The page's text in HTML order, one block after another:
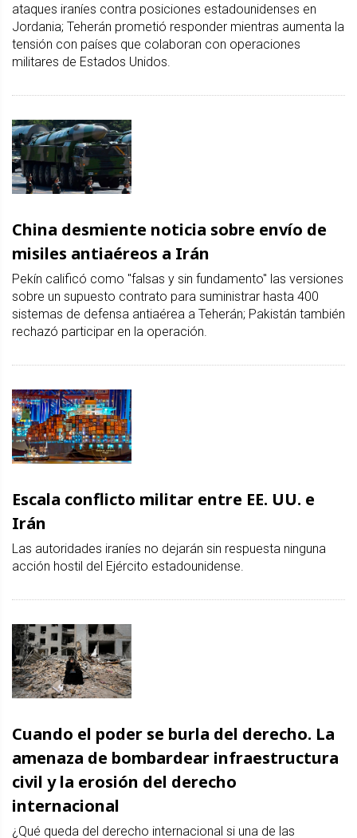
ataques iraníes contra posiciones estadounidenses en
Jordania; Teherán prometió responder mientras aumenta la
tensión con países que colaboran con operaciones
militares de Estados Unidos.
China desmiente noticia sobre envío de
misiles antiaéreos a Irán
Pekín calificó como "falsas y sin fundamento" las versiones
sobre un supuesto contrato para suministrar hasta 400
sistemas de defensa antiaérea a Teherán; Pakistán también
rechazó participar en la operación.
Escala conflicto militar entre EE. UU. e
Irán
Las autoridades iraníes no dejarán sin respuesta ninguna
acción hostil del Ejército estadounidense.
Cuando el poder se burla del derecho. La
amenaza de bombardear infraestructura
civil y la erosión del derecho
internacional
¿Qué queda del derecho internacional si una de las